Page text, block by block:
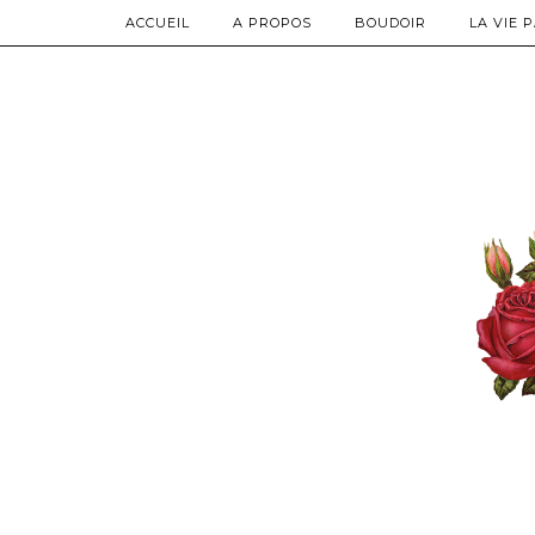
ACCUEIL A PROPOS BOUDOIR LA VIE